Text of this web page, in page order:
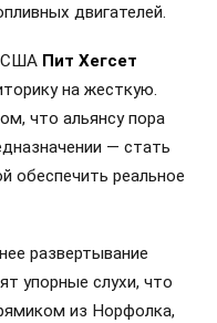
двигателей.
США Пит Хегсет
на жесткую.
что альянсу пора
— стать
обеспечить реальное
развертывание
упорные слухи, что
из Норфолка,